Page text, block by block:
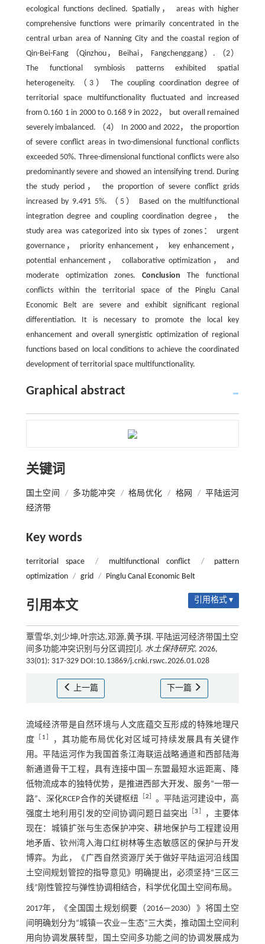
ecological functions declined. Spatially， areas with higher
comprehensive functions were primarily concentrated in the
central urban area of Nanning City and the coastal region of
Qin-Bei-Fang （Qinzhou， Beihai， Fangchenggang）. （2）
The functional symbiosis patterns exhibited spatial
heterogeneity. （3） The coupling coordination degree of
territorial space multifunctionality fluctuated and increased
from 0.160 1 in 2000 to 0.168 9 in 2022， but overall remained
severely imbalanced. （4） In 2000 and 2022， the proportion
of severe conflict areas in two-dimensional functional conflicts
exceeded 50%. Three-dimensional functional conflicts were also
predominantly severe and showed an intensifying trend. During
the study period， the proportion of severe conflict grids
increased by 9.491 5%. （5） Based on the multifunctional
integration degree and coupling coordination degree， the
study area was categorized into six types of zones： urgent
governance， priority enhancement， key enhancement，
potential enhancement， collaborative optimization， and
moderate optimization zones.Conclusion The functional
conflicts within the territorial space of the Pinglu Canal
Economic Belt are severe and exhibit significant regional
differentiation. It is necessary to promote the local key
enhancement and overall synergistic optimization of regional
functions based on local conditions to achieve the coordinated
development of territorial space multifunctionality.
Graphical abstract
关键词
国土空间 / 多功能冲突 / 格局优化 / 格网 / 平陆运河
经济带
Key words
territorial space / multifunctional conflict /
pattern
optimization / grid / Pinglu Canal Economic Belt
引用本文 引用格式 ▾
覃雪华,刘少坤,叶宗达,邓源,黄予琪. 平陆运河经济带国土空
间多功能冲突识别与分区调控[J]. 水土保持研究, 2026,
33(01): 317-329 DOI:10.13869/j.cnki.rswc.2026.01.028
上一篇 下一篇
流域经济带是自然环境与人文底蕴交互形成的特殊地理尺
度
1
，其功能布局优化对区域可持续发展具有关键作
用。平陆运河作为我国首条江海联运战略通道和西部陆海
新通道骨干工程，具有连接中国—东盟最短水运距离、降
低物流成本的独特优势，是推进西部大开发、服务“一带一
路”、深化RCEP合作的关键枢纽
2
。平陆运河建设中，高
强度土地利用引发的空间协调问题日益突出
［3
，主要体
现在：城镇扩张与生态保护冲突、耕地保护与工程建设用
地矛盾、钦州湾入海口红树林等生态敏感区的保护与开发
博弈。为此，《广西自然资源厅关于做好平陆运河沿线国
土空间规划管控的指导意见》明确提出，必须坚持“三区三
线”刚性管控与弹性协调相结合，科学优化国土空间布局。
2017年，《全国国土规划纲要（2016—2030）》将国土空
间明确划分为“城镇—农业—生态”三大类，推动国土空间利
用向协调发展转型，国土空间多功能之间的协调发展成为